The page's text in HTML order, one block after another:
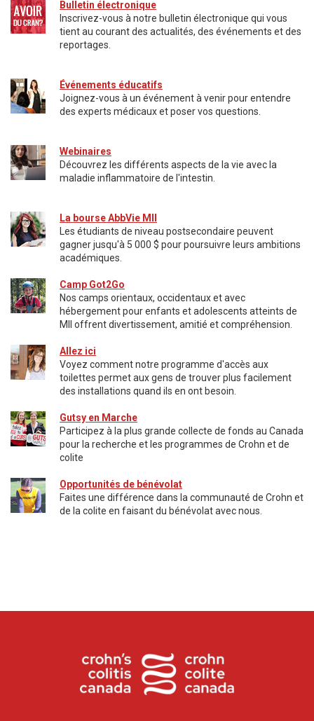
Bulletin électronique
Inscrivez-vous à notre bulletin électronique qui vous
tient au courant des actualités, des événements et des
reportages.
Événements éducatifs
Joignez-vous à un événement à venir pour entendre
des experts médicaux et poser vos questions.
Webinaires
Découvrez les différents aspects de la vie avec la
maladie inflammatoire de l'intestin.
La bourse AbbVie MII
Les étudiants de niveau postsecondaire peuvent
gagner jusqu'à 5 000 $ pour poursuivre leurs ambitions
académiques.
Camp Got2Go
Nos camps orientaux, occidentaux et avec
hébergement pour enfants et adolescents atteints de
MII offrent divertissement, amitié et compréhension.
Allez ici
Voyez comment notre programme d'accès aux
toilettes permet aux gens de trouver plus facilement
des installations quand ils en ont besoin.
Gutsy en Marche
Participez à la plus grande collecte de fonds au Canada
pour la recherche et les programmes de Crohn et de
colite
Opportunités de bénévolat​
Faites une différence dans la communauté de Crohn et
de la colite en faisant du bénévolat avec nous.